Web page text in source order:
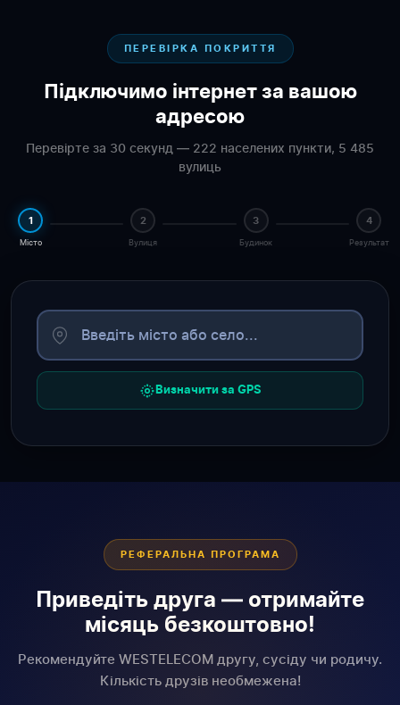
ПЕРЕВІРКА ПОКРИТТЯ
Підключимо інтернет за вашою
адресою
Перевірте за 30 секунд — 222 населених пункти, 5 485
вулиць
1
Місто
2
Вулиця
3
Будинок
4
Результат
Визначити за GPS
РЕФЕРАЛЬНА ПРОГРАМА
Приведіть друга — отримайте
місяць безкоштовно!
Рекомендуйте WESTELECOM другу, сусіду чи родичу.
Кількість друзів необмежена!